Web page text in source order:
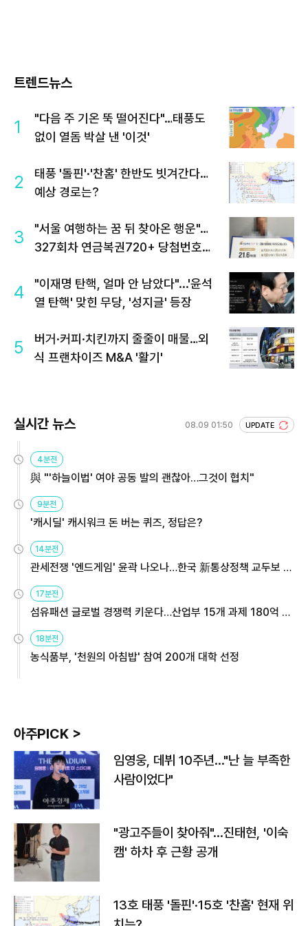
트렌드뉴스
1
"다음 주 기온 뚝 떨어진다"…태풍도
없이 열돔 박살 낸 '이것'
2
태풍 '돌핀'·'찬홈' 한반도 빗겨간다…
예상 경로는?
3
"서울 여행하는 꿈 뒤 찾아온 행운"…
327회차 연금복권720+ 당첨번호조
4
"이재명 탄핵, 얼마 안 남았다"...'윤석
열 탄핵' 맞힌 무당, '성지글' 등장
5
버거·커피·치킨까지 줄줄이 매물…외
식 프랜차이즈 M&A '활기'
실시간 뉴스 08.09 01:50 UPDATE
4분전
與 "'하늘이법' 여야 공동 발의 괜찮아…그것이 협치"
9분전
'캐시딜' 캐시워크 돈 버는 퀴즈, 정답은?
14분전
관세전쟁 '엔드게임' 윤곽 나오나…한국 新통상정책 교두보 활
용해야
17분전
섬유패션 글로벌 경쟁력 키운다…산업부 15개 과제 180억 지
원
18분전
농식품부, '천원의 아침밥' 참여 200개 대학 선정
아주PICK >
임영웅, 데뷔 10주년…"난 늘 부족한
사람이었다"
"광고주들이 찾아줘"…진태현, '이숙
캠' 하차 후 근황 공개
13호 태풍 '돌핀'·15호 '찬홈' 현재 위